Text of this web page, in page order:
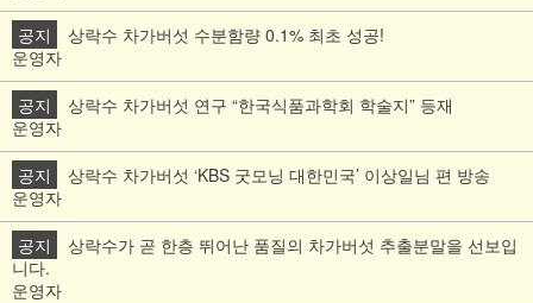
공지
상락수 차가버섯 수분함량 0.1% 최초 성공!
운영자
공지
상락수 차가버섯 연구 “한국식품과학회 학술지” 등재
운영자
공지
상락수 차가버섯 ‘KBS 굿모닝 대한민국’ 이상일님 편 방송
운영자
공지
상락수가 곧 한층 뛰어난 품질의 차가버섯 추출분말을 선보입
니다.
운영자